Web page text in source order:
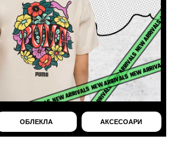
ОБЛЕКЛА АКСЕСОАРИ